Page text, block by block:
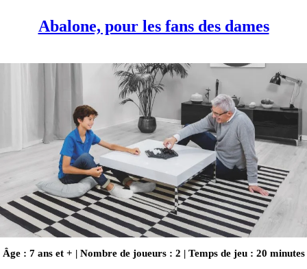
Abalone, pour les fans des dames
Âge : 7 ans et + | Nombre de joueurs : 2 | Temps de jeu : 20 minutes